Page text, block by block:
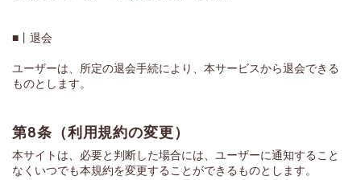
■丨退会
ユーザーは、所定の退会手続により、本サービスから退会できる
ものとします。
第8条（利用規約の変更）
本サイトは、必要と判断した場合には、ユーザーに通知すること
なくいつでも本規約を変更することができるものとします。